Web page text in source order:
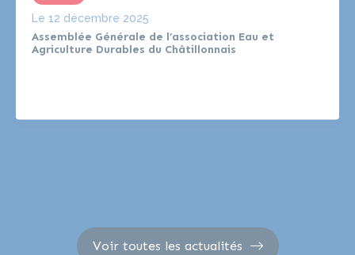
Assemblée Générale de l’association Eau et
Agriculture Durables du Châtillonnais
Le 12 décembre 2025
Voir toutes les actualités